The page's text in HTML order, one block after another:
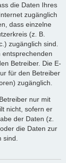
die Daten Ihres
zugänglich
dass einzelne
(z. B.
zugänglich sind.
Betreiber. Die E-
für den Betreiber
zugänglich.
nur mit
nicht, sofern er
der Daten (z.
die Daten zur